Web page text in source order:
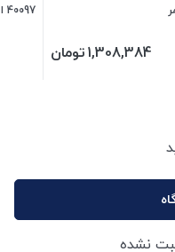
1,308,384تومان
40097 امیران
نشده